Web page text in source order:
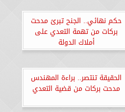
حكم نهائي.. الجنح تبرئ مدحت
بركات من تهمة التعدي على
أملاك الدولة
الحقيقة تنتصر.. براءة المهندس
مدحت بركات من قضية التعدي